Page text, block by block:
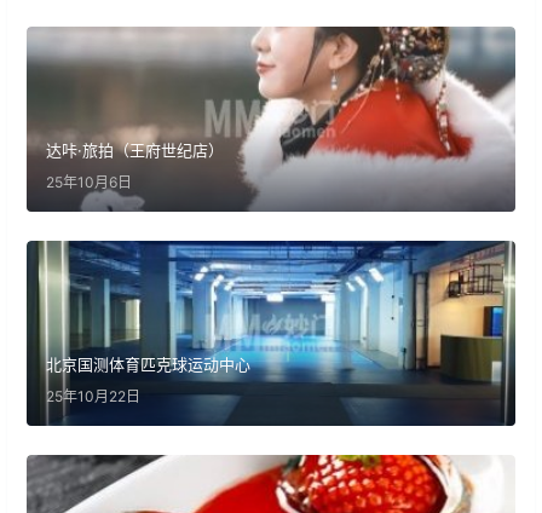
达咔·旅拍（王府世纪店）
25年10月6日
北京国测体育匹克球运动中心
25年10月22日